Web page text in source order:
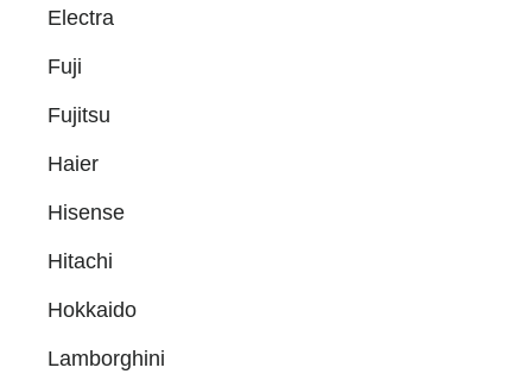
Electra
Fuji
Fujitsu
Haier
Hisense
Hitachi
Hokkaido
Lamborghini